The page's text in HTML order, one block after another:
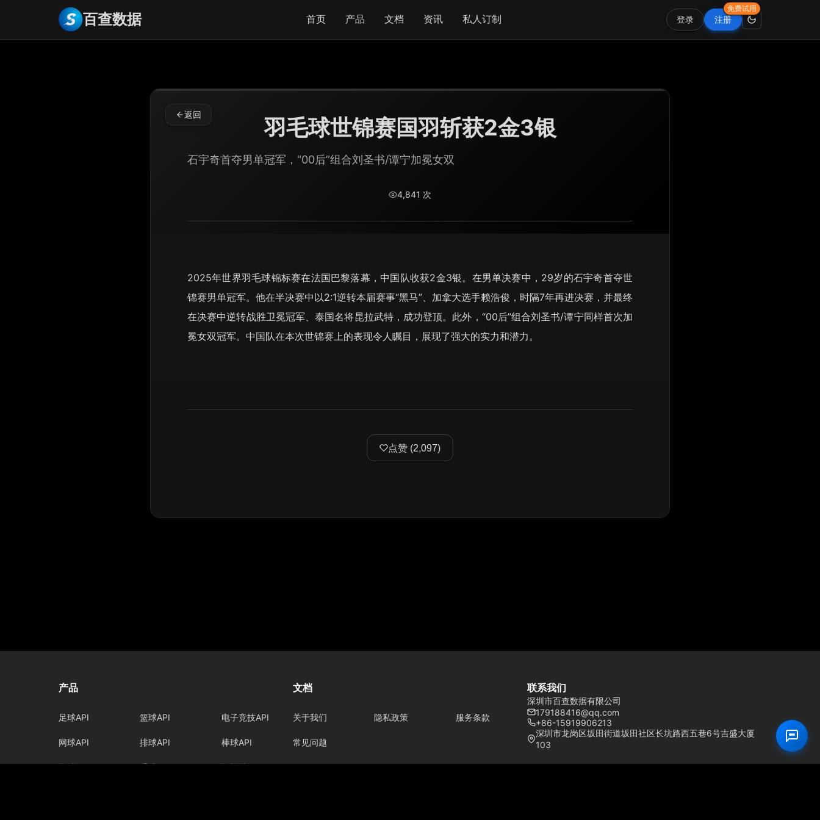
百查数据 首页 产品 文档 资讯 私人订制 登录 注册
免费试用
返回 羽毛球世锦赛国羽斩获2金3银
石宇奇首夺男单冠军，“00后”组合刘圣书/谭宁加冕女双
4,841 次
2025年世界羽毛球锦标赛在法国巴黎落幕，中国队收获2金3银。在男单决赛中，29岁的石宇奇首夺世
锦赛男单冠军。他在半决赛中以2:1逆转本届赛事“黑马”、加拿大选手赖浩俊，时隔7年再进决赛，并最终
在决赛中逆转战胜卫冕冠军、泰国名将昆拉武特，成功登顶。此外，“00后”组合刘圣书/谭宁同样首次加
冕女双冠军。中国队在本次世锦赛上的表现令人瞩目，展现了强大的实力和潜力。
点赞 (2,097)
产品
足球API 篮球API 电子竞技API
网球API 排球API 棒球API
板球API 手球API 橄榄球API
文档
关于我们 隐私政策 服务条款
常见问题
联系我们
深圳市百查数据有限公司
179188416@qq.com
+86-15919906213
深圳市龙岗区坂田街道坂田社区长坑路西五巷6号吉盛大厦
103